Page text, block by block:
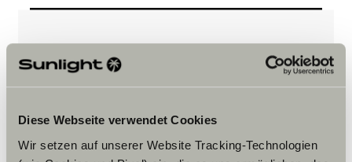
Diese Webseite verwendet Cookies
Wir setzen auf unserer Website Tracking-Technologien
Vänligen acceptera
marknadsföringscookies för att se